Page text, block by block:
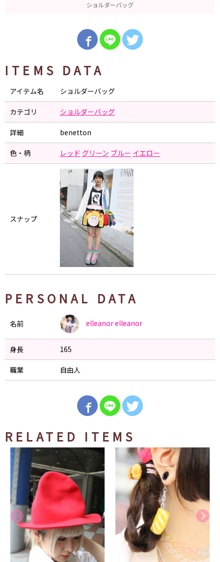
ショルダーバッグ
ITEMS DATA
アイテム名 ショルダーバッグ
カテゴリ ショルダーバッグ
詳細 benetton
色・柄 レッド グリーン ブルー イエロー
スナップ
PERSONAL DATA
名前 elleanorelleanor
身長 165
職業 自由人
RELATED ITEMS